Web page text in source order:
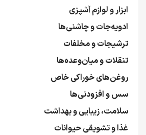
ابزار و لوازم آشپزی
ادویه‌جات و چاشنی‌ها
ترشیجات و مخلفات
تنقلات و میان‌وعده‌ها
روغن‌های خوراکی خاص
سس و افزودنی‌ها
سلامت، زیبایی و بهداشت
غذا و تشویقی حیوانات